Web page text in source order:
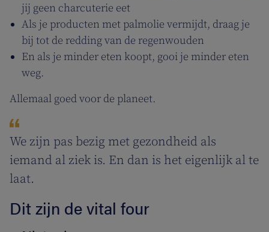
jij geen charcuterie eet
Als je producten met palmolie vermijdt, draag je
bij tot de redding van de regenwouden
En als je minder eten koopt, gooi je minder eten
weg.
Allemaal goed voor de planeet.
We zijn pas bezig met gezondheid als
iemand al ziek is. En dan is het eigenlijk al te
laat.
Dit zijn de vital four